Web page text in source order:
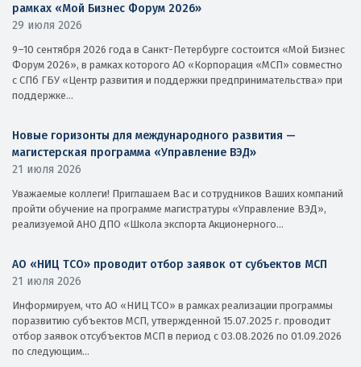
рамках «Мой Бизнес Форум 2026»
29 июля 2026
9–10 сентября 2026 года в Санкт-Петербурге состоится «Мой Бизнес
Форум 2026», в рамках которого АО «Корпорация «МСП» совместно
с СПб ГБУ «Центр развития и поддержки предпринимательства» при
поддержке...
Новые горизонты для международного развития —
магистерская программа «Управление ВЭД»
21 июля 2026
Уважаемые коллеги! Приглашаем Вас и сотрудников Ваших компаний
пройти обучение на программе магистратуры «Управление ВЭД»,
реализуемой АНО ДПО «Школа экспорта Акционерного...
АО «НИЦ ТСО» проводит отбор заявок от субъектов МСП
21 июля 2026
Информируем, что АО «НИЦ ТСО» в рамках реализации программы
поразвитию субъектов МСП, утвержденной 15.07.2025 г. проводит
отбор заявок отсубъектов МСП в период с 03.08.2026 по 01.09.2026
по следующим...